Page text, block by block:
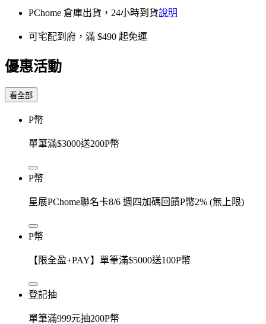
PChome 倉庫出貨，24小時到貨說明
可宅配到府，滿 $490 起免運
優惠活動
看全部
P幣
單筆滿$3000送200P幣
P幣
星展PChome聯名卡8/6 週四加碼回饋P幣2% (無上限)
P幣
【限全盈+PAY】單筆滿$5000送100P幣
登記抽
單筆滿999元抽200P幣